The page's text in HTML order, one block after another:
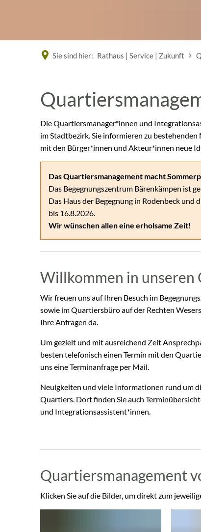
Sie sind hier: Rathaus | Service | Zukunft
Die Quartiersmanager*innen und
im Stadtbezirk. Sie informieren zu
mit den Bürger*innen und Akteur*innen neue
Das Quartiersmanagement macht
Das Begegnungszentrum Bärenkämpen ist
Das Haus der Begegnung in Rodenbeck und
bis 16.8.2026.
Wir wünschen allen eine erholsame Zeit!
Willkommen in unseren
Wir freuen uns auf Ihren Besuch im
sowie im Quartiersbüro auf der Rechten
Ihre Anfragen da.
Um gezielt und mit ausreichend Zeit
besten telefonisch einen Termin mit den
uns eine Terminanfrage per Mail.
Neuigkeiten und viele Informationen rund um
Quartiers. Dort finden Sie auch
und Integrationsassistent*innen.
Quartiersmanagement
Klicken Sie auf die Bilder, um direkt zum